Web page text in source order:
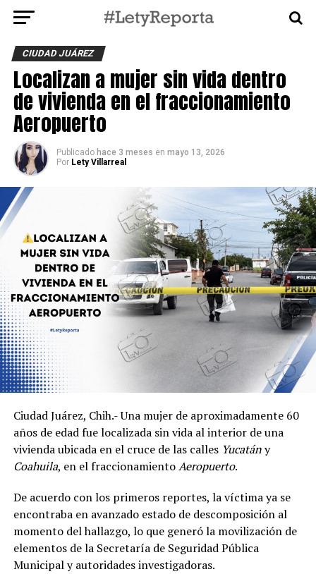
CIUDAD JUÁREZ
Localizan a mujer sin vida dentro
de vivienda en el fraccionamiento
Aeropuerto
Publicado hace 3 meses en mayo 13, 2026
Por Lety Villarreal
Ciudad Juárez, Chih.- Una mujer de aproximadamente 60
años de edad fue localizada sin vida al interior de una
vivienda ubicada en el cruce de las calles Yucatány
Coahuila, en el fraccionamientoAeropuerto.
De acuerdo con los primeros reportes, la víctima ya se
encontraba en avanzado estado de descomposición al
momento del hallazgo, lo que generó la movilización de
elementos de la Secretaría de Seguridad Pública
Municipal y autoridades investigadoras.